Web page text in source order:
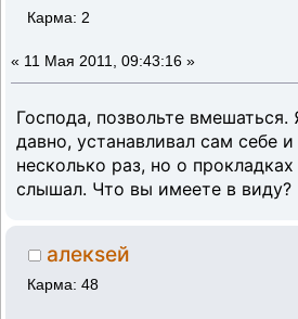
Карма: 2
« 11 Мая 2011, 09:43:16 »
Господа, позвольте вмешаться.
давно, устанавливал сам себе
несколько раз, но о
слышал. Что вы имеете в виду?
алекsей
Карма: 48